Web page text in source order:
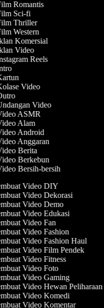
Romantis
Sci-fi
Thriller
Western
Komersial
Video
Reels
Video
Video
ASMR
Alam
Android
Anggaran
Berita
Berkebun
Bersih-bersih
Video DIY
Video Dekorasi
Video Demo
Video Edukasi
Video Fan
Video Fashion
Video Fashion Haul
Video Film Pendek
Video Fitness
Video Foto
Video Gaming
Video Hewan Peliharaan
Video Komedi
Video Komentar